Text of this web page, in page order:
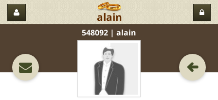
alain
alain‏ | 548092